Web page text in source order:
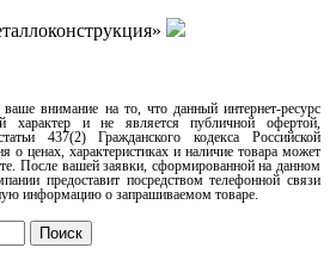
внимание на то, что данный интернет-ресурс
характер и не является публичной офертой,
437(2) Гражданского кодекса Российской
о ценах, характеристиках и наличие товара может
После вашей заявки, сформированной на данном
предоставит посредством телефонной связи
информацию о запрашиваемом товаре.
Поиск